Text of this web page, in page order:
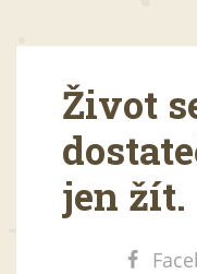
Život
jen žít.